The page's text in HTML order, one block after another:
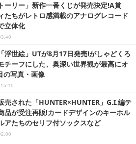
ーリー」新作一番くじが発売決定!A賞
たちがレトロ感満載のアナログレコード
立体化
浮世絵」UTが8月17日発売!がしゃどくろ
チーフにした、奥深い世界観が最高にオ
の写真・画像
売された「HUNTER×HUNTER」G.I.編テ
品が受注再販!カードデザインのキーホル
アたちのセリフ付ソックスなど